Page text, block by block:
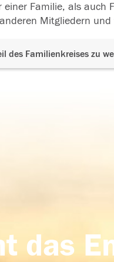
Familie, als auch
Mitgliedern
des Familienkreises zu
das